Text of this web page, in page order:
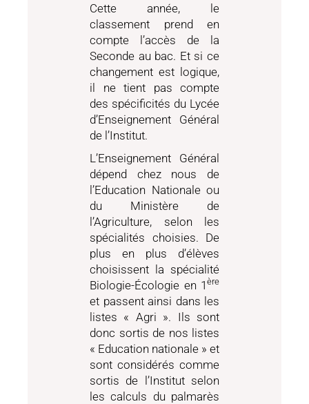
Cette année, le
classement prend en
compte l’accès de la
Seconde au bac. Et si ce
changement est logique,
il ne tient pas compte
des spécificités du Lycée
d’Enseignement Général
de l’Institut.
L’Enseignement Général
dépend chez nous de
l’Education Nationale ou
du Ministère de
l’Agriculture, selon les
spécialités choisies. De
plus en plus d’élèves
choisissent la spécialité
Biologie-Écologie en 1 ère
et passent ainsi dans les
listes « Agri ». Ils sont
donc sortis de nos listes
« Education nationale » et
sont considérés comme
sortis de l’Institut selon
les calculs du palmarès